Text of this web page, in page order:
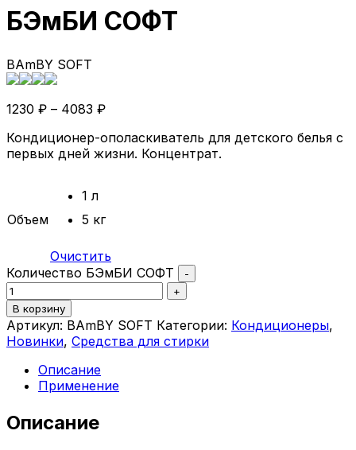
БЭмБИ СОФТ
BAmBY SOFT
1230 ₽ – 4083 ₽
Кондиционер-ополаскиватель для детского белья с
первых дней жизни. Концентрат.
Объем
1 л
5 кг
Очистить
Количество БЭмБИ СОФТ
-
+
В корзину
Артикул: BAmBY SOFT Категории: Кондиционеры,
Новинки, Средства для стирки
Описание
Применение
Описание